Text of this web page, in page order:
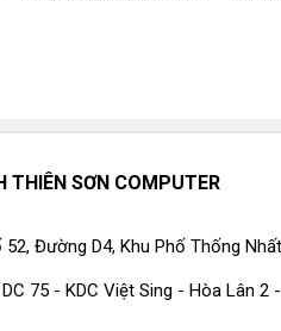
phí. Jojoy được thiết kế
cho người dùng. Và nổi
nhà phát triển ở trên thế
giới hạn ở trong cửa
của Google Play Store
Store.
để
hay
THIÊN SƠN COMPUTER
52, Đường D4, Khu Phố Thống
DC 75 - KDC Việt Sing - Hòa Lân 2